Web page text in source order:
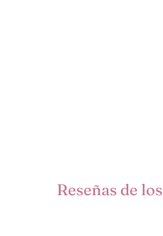
Reseñas de